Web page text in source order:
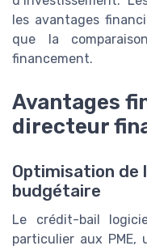
les avantages
que la
financement.
Avantages
directeur
Optimisation
budgétaire
Le crédit-bail
particulier aux